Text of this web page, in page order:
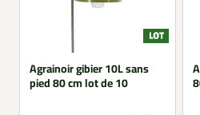
Agrainoir gibier 10L sans
pied 80 cm lot de 10